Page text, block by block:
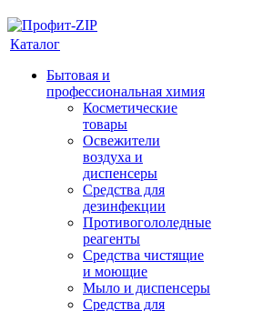
Каталог
Бытовая и
профессиональная химия
Косметические
товары
Освежители
воздуха и
диспенсеры
Средства для
дезинфекции
Противогололедные
реагенты
Средства чистящие
и моющие
Мыло и диспенсеры
Средства для